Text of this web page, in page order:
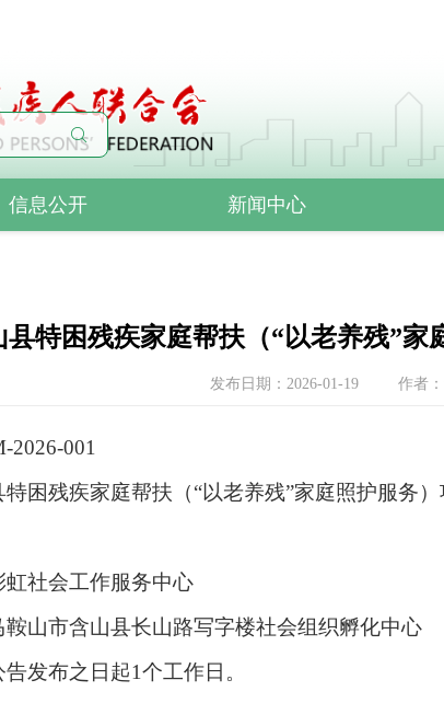
信息公开 新闻中心
县特困残疾家庭帮扶（“以老养残”家
发布日期：2026-01-19 作者
2026-001
特困残疾家庭帮扶（“以老养残”家庭照护服务）
虹社会工作服务中心
山市含山县长山路写字楼社会组织孵化中心
告发布之日起1个工作日。